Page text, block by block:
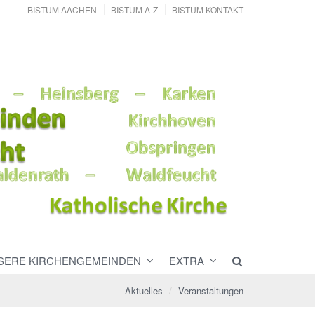
BISTUM AACHEN BISTUM A-Z BISTUM KONTAKT
KIRCHENGEMEINDEN EXTRA
Aktuelles Veranstaltungen